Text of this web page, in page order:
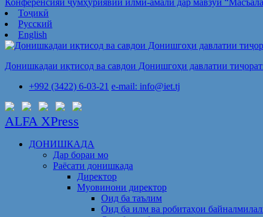
Конференсияи ҷумҳуриявии илмӣ-амалӣ дар мавзуи
Тоҷикӣ
Русский
English
Донишкадаи иқтисод ва савдои Донишгоҳи давлатии
+992 (3422) 6-03-21 e-mail: info@iet.tj
ALFA XPress
ДОНИШКАДА
Дар бораи мо
Раёсати донишкада
Директор
Муовинони директор
Оид ба таълим
Оид ба илм ва робитаҳои